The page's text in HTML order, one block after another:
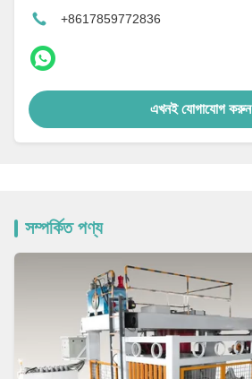
+8617859772836
এখনই যোগাযোগ করুন
সম্পর্কিত পণ্য